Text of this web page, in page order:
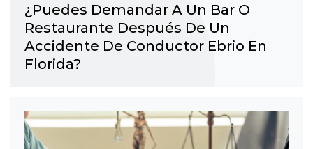
¿Puedes Demandar A Un Bar O
Restaurante Después De Un
Accidente De Conductor Ebrio En
Florida?